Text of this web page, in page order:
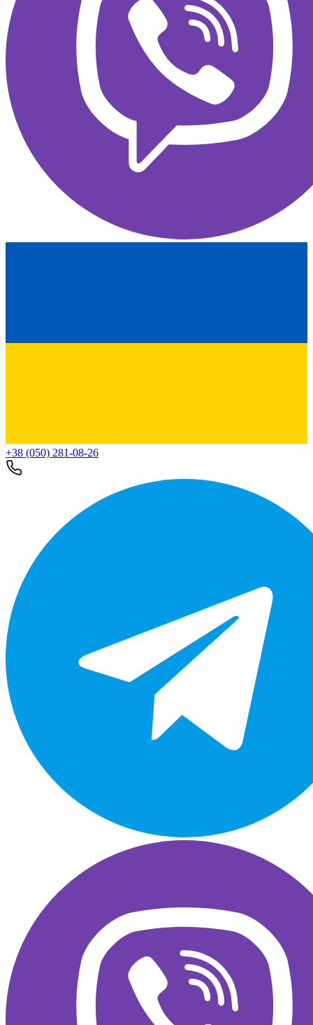
+38 (050) 281-08-26